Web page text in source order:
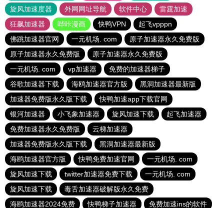
旋风加速度器
外网网址导航 软件中心
雷霆加速
狂飙加速器
哔咔漫画 快鸭VPN
起飞vpppn
佛跳加速器官网
一元机场. com
原子加速器永久免费版
原子加速器永久免费版
原子加速器永久免费版
一元机场. com
vp加速器
免费的加速器梯子
谷歌加速器下载
海鸥加速器官方版
黑洞加速器最新版
加速器免费版永久版下载
快鸭加速app下载官网
银河加速器
小飞象加速器 旋风加速下载
起飞加速器
免费加速器永久免费版
云梯加速器
加速器免费版永久版下载
黑洞加速器最新版
海鸥加速器官方版
快鸭免费加速官网
一元机场. com
旋风加速下载
twitter加速器免费下载
一元机场. com
旋风加速下载
毒舌加速器破解版永久免费
海鸥加速器2024免费
快鸭梯子加速器 免费加速ins的软件